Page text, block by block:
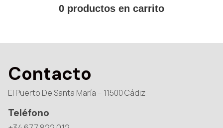
0 productos en carrito
Contacto
El Puerto De Santa María – 11500 Cádiz
Teléfono